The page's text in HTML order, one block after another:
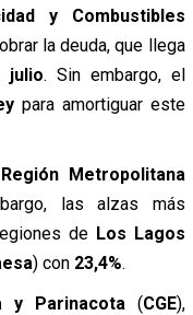
y Combustibles
la deuda, que llega
julio. Sin embargo, el
para amortiguar este
Región Metropolitana
las alzas más
de Los Lagos
) con 23,4%.
y Parinacota (CGE),